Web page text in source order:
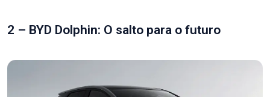
2 – BYD Dolphin: O salto para o futuro